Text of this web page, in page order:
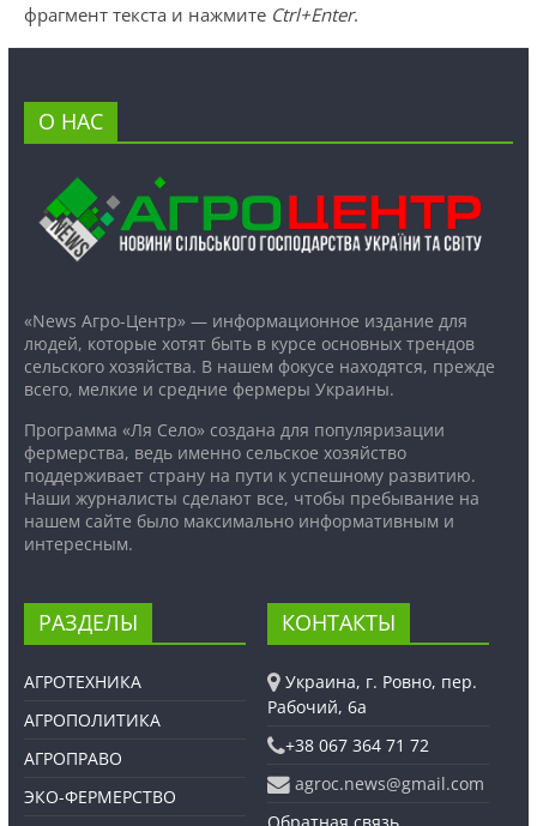
фрагмент текста и нажмите Ctrl+Enter.
О НАС
«News Агро-Центр» — информационное издание для
людей, которые хотят быть в курсе основных трендов
сельского хозяйства. В нашем фокусе находятся, прежде
всего, мелкие и средние фермеры Украины.
Программа «Ля Село» создана для популяризации
фермерства, ведь именно сельское хозяйство
поддерживает страну на пути к успешному развитию.
Наши журналисты сделают все, чтобы пребывание на
нашем сайте было максимально информативным и
интересным.
РАЗДЕЛЫ
АГРОТЕХНИКА
АГРОПОЛИТИКА
АГРОПРАВО
ЭКО-ФЕРМЕРСТВО
КОНТАКТЫ
Украина, г. Ровно, пер.
Рабочий, 6а
+38 067 364 71 72
agroc.news@gmail.com
Обратная связь